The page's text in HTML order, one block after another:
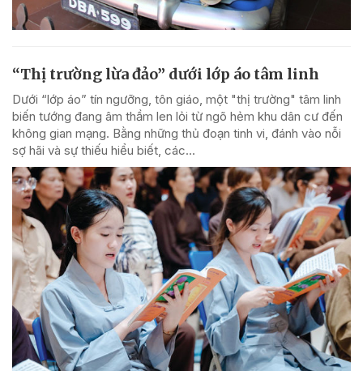
“Thị trường lừa đảo” dưới lớp áo tâm linh
Dưới “lớp áo” tín ngưỡng, tôn giáo, một "thị trường" tâm linh
biến tướng đang âm thầm len lỏi từ ngõ hẻm khu dân cư đến
không gian mạng. Bằng những thủ đoạn tinh vi, đánh vào nỗi
sợ hãi và sự thiếu hiểu biết, các...